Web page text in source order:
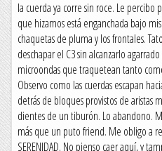
la cuerda ya corre sin roce. Le percibo
que hizamos está enganchada bajo
chaquetas de pluma y los frontales.
deschapar el C3 sin alcanzarlo
microondas que traquetean tanto
Observo como las cuerdas escapan
detrás de bloques provistos de aristas
dientes de un tiburón. Lo abandono.
más que un puto friend. Me obligo a
SERENIDAD. No pienso caer aquí, y